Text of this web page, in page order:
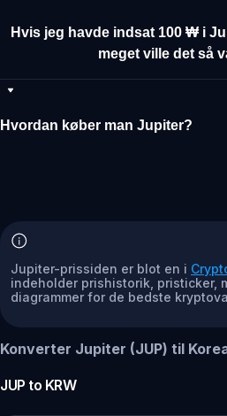
Hvis jeg havde indsat 100 ₩ i
meget ville det så
Hvordan køber man Jupiter?
Jupiter-prissiden er blot en i
indeholder prishistorik, pristicker,
diagrammer for de bedste
Konverter Jupiter (JUP) til
JUP to KRW